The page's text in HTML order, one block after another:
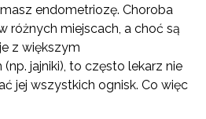
endometriozę. Choroba
różnych miejscach, a choć są
z większym
jajniki), to często lekarz nie
jej wszystkich ognisk. Co więc